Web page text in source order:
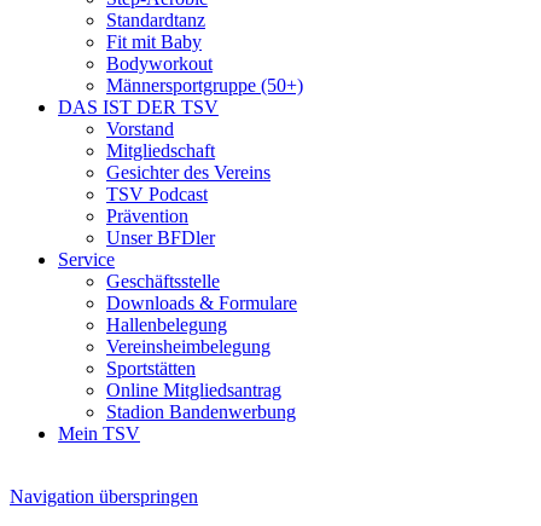
Standardtanz
Fit mit Baby
Bodyworkout
Männersportgruppe (50+)
DAS IST DER TSV
Vorstand
Mitgliedschaft
Gesichter des Vereins
TSV Podcast
Prävention
Unser BFDler
Service
Geschäftsstelle
Downloads & Formulare
Hallenbelegung
Vereinsheimbelegung
Sportstätten
Online Mitgliedsantrag
Stadion Bandenwerbung
Mein TSV
Navigation überspringen